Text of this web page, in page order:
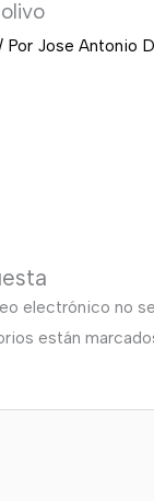
Por Jose Antonio
electrónico no
están